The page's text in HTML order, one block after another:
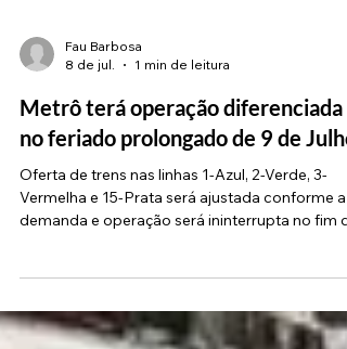
8 de jul.
1 min de leitura
Metrô terá operação diferenciada
no feriado prolongado de 9 de Julho
Oferta de trens nas linhas 1-Azul, 2-Verde, 3-
prolongado da Revolução Constitucionalista de
1932 (9 de Julho), as linhas operadas pelo